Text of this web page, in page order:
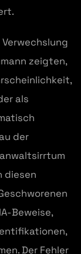
zeigten,
als
der
diesen
Beweise,
Der Fehler